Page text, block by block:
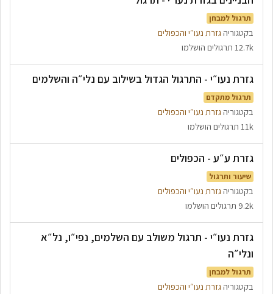
תרגול למבחן
בקטגוריהגזרת נעו״י והכפולים
12.7k תרגולים הושלמו
גזרת נעו״י - התרגול הגדול בשילוב עם נלי״ה והשלמים
תרגול מתקדם
בקטגוריהגזרת נעו״י והכפולים
11k תרגולים הושלמו
גזרת ע״ע - הכפולים
שיעור ותרגול
בקטגוריהגזרת נעו״י והכפולים
9.2k תרגולים הושלמו
גזרת נעו״י - תרגול משולב עם השלמים, נפי״ו, נל״א
ונלי״ה
תרגול למבחן
בקטגוריהגזרת נעו״י והכפולים